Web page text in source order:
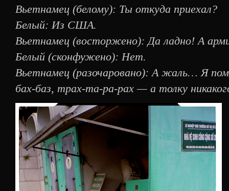
Вьетнамец (белому): Ты откуда приехал?
Белый: Из США.
Вьетнамец (восторжено): Да ладно! А
Белый (сконфужено): Нет.
Вьетнамец (разочаровано): А жаль… Я
бах-баз, трах-та-ра-рах — а толку